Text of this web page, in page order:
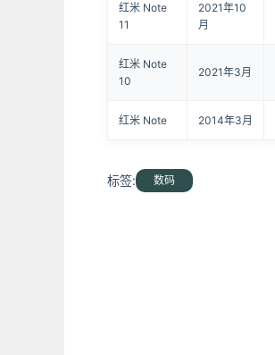
红米 Note
11
2021年10
月
红米 Note
10
2021年3月
红米 Note 2014年3月
标签: 数码